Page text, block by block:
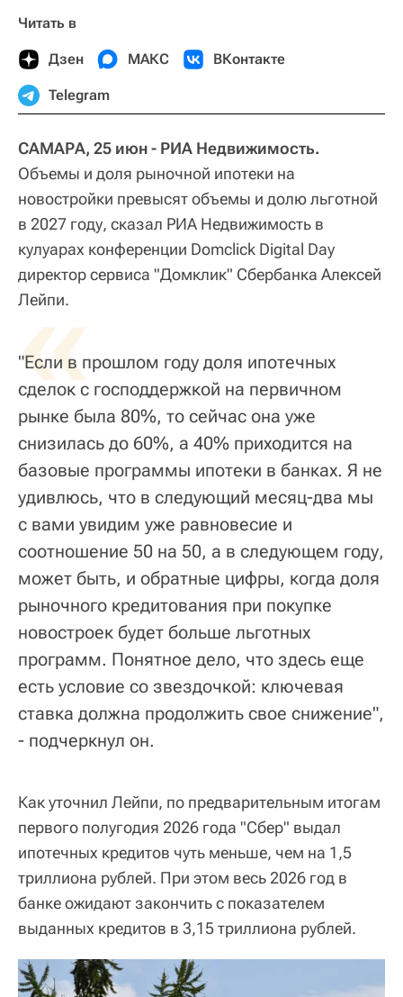
Читать в
Дзен МАКС ВКонтакте
Telegram
САМАРА, 25 июн - РИА Недвижимость.
Объемы и доля рыночной ипотеки на
новостройки превысят объемы и долю льготной
в 2027 году, сказал РИА Недвижимость в
кулуарах конференции Domclick Digital Day
директор сервиса "Домклик" Сбербанка Алексей
Лейпи.
«
"Если в прошлом году доля ипотечных
сделок с господдержкой на первичном
рынке была 80%, то сейчас она уже
снизилась до 60%, а 40% приходится на
базовые программы ипотеки в банках. Я не
удивлюсь, что в следующий месяц-два мы
с вами увидим уже равновесие и
соотношение 50 на 50, а в следующем году,
может быть, и обратные цифры, когда доля
рыночного кредитования при покупке
новостроек будет больше льготных
программ. Понятное дело, что здесь еще
есть условие со звездочкой: ключевая
ставка должна продолжить свое снижение",
- подчеркнул он.
Как уточнил Лейпи, по предварительным итогам
первого полугодия 2026 года "Сбер" выдал
ипотечных кредитов чуть меньше, чем на 1,5
триллиона рублей. При этом весь 2026 год в
банке ожидают закончить с показателем
выданных кредитов в 3,15 триллиона рублей.